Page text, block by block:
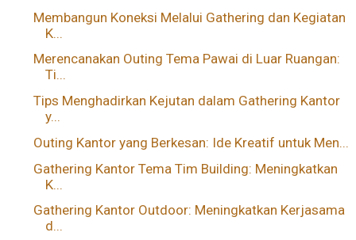
Membangun Koneksi Melalui Gathering dan Kegiatan
K...
Merencanakan Outing Tema Pawai di Luar Ruangan:
Ti...
Tips Menghadirkan Kejutan dalam Gathering Kantor
y...
Outing Kantor yang Berkesan: Ide Kreatif untuk Men...
Gathering Kantor Tema Tim Building: Meningkatkan
K...
Gathering Kantor Outdoor: Meningkatkan Kerjasama
d...